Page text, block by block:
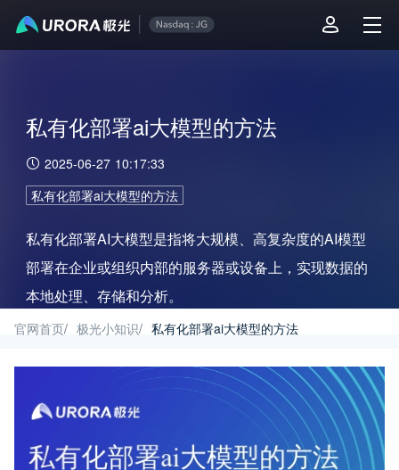
私有化部署ai大模型的方法
2025-06-27 10:17:33
私有化部署ai大模型的方法
私有化部署AI大模型是指将大规模、高复杂度的AI模型
部署在企业或组织内部的服务器或设备上，实现数据的
本地处理、存储和分析。
官网首页/ 极光小知识/ 私有化部署ai大模型的方法